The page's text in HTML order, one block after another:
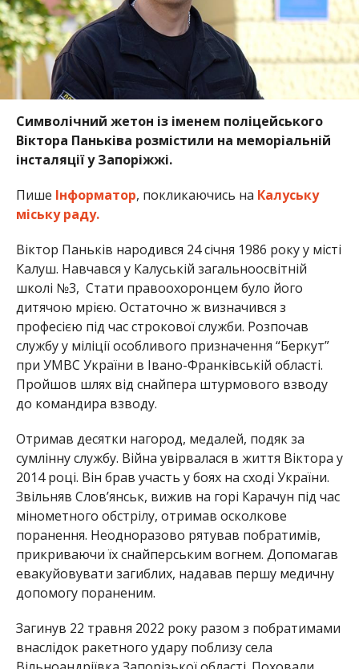
Символічний жетон із іменем поліцейського
Віктора Паньківа розмістили на меморіальній
інсталяції у Запоріжжі.
Пише Інформатор, покликаючись на Калуську
міську раду.
Віктор Паньків народився 24 січня 1986 року у місті
Калуш. Навчався у Калуській загальноосвітній
школі №3, Стати правоохоронцем було його
дитячою мрією. Остаточно ж визначився з
професією під час строкової служби. Розпочав
службу у міліції особливого призначення “Беркут”
при УМВС України в Івано-Франківській області.
Пройшов шлях від снайпера штурмового взводу
до командира взводу.
Отримав десятки нагород, медалей, подяк за
сумлінну службу. Війна увірвалася в життя Віктора у
2014 році. Він брав участь у боях на сході України.
Звільняв Слов’янськ, вижив на горі Карачун під час
мінометного обстрілу, отримав осколкове
поранення. Неодноразово рятував побратимів,
прикриваючи їх снайперським вогнем. Допомагав
евакуйовувати загиблих, надавав першу медичну
допомогу пораненим.
Загинув 22 травня 2022 року разом з побратимами
внаслідок ракетного удару поблизу села